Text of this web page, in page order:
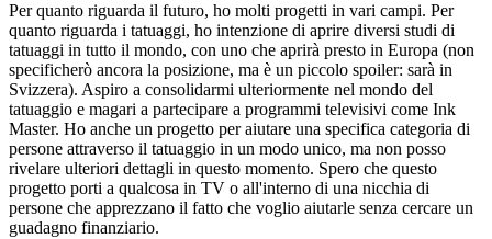
Per quanto riguarda il futuro, ho molti progetti in vari campi. Per
quanto riguarda i tatuaggi, ho intenzione di aprire diversi studi di
tatuaggi in tutto il mondo, con uno che aprirà presto in Europa (non
specificherò ancora la posizione, ma è un piccolo spoiler: sarà in
Svizzera). Aspiro a consolidarmi ulteriormente nel mondo del
tatuaggio e magari a partecipare a programmi televisivi come Ink
Master. Ho anche un progetto per aiutare una specifica categoria di
persone attraverso il tatuaggio in un modo unico, ma non posso
rivelare ulteriori dettagli in questo momento. Spero che questo
progetto porti a qualcosa in TV o all'interno di una nicchia di
persone che apprezzano il fatto che voglio aiutarle senza cercare un
guadagno finanziario.